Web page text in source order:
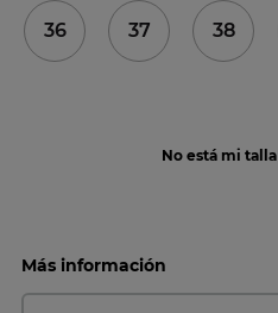
36 37 38
No está mi talla
Más información